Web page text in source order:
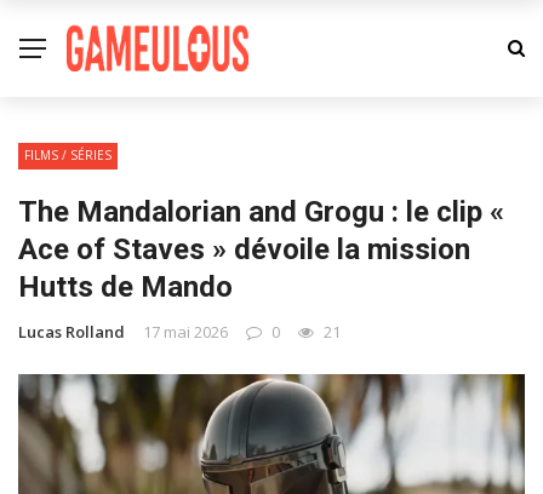
FILMS / SÉRIES
The Mandalorian and Grogu : le clip «
Ace of Staves » dévoile la mission
Hutts de Mando
Lucas Rolland 17 mai 2026 0 21